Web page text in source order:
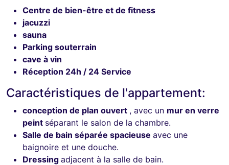
Centre de bien-être et de fitness
jacuzzi
sauna
Parking souterrain
cave à vin
Réception 24h / 24 Service
Caractéristiques de l'appartement:
conception de plan ouvert , avec un mur en verre
peint séparant le salon de la chambre.
Salle de bain séparée spacieuse avec une
baignoire et une douche.
Dressing adjacent à la salle de bain.